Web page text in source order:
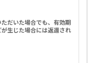
だいた場合でも、有効期
生じた場合には返還され